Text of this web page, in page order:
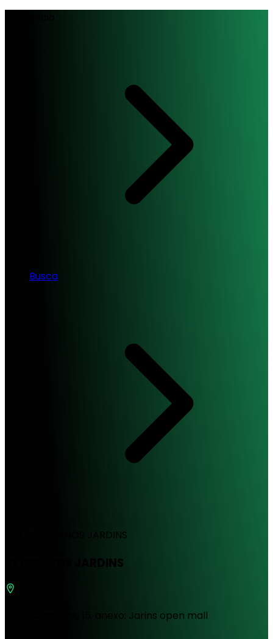
Busca
BE INSANOS JARDINS
BE INSANOS JARDINS
R das Camelias, 15, anexo: Jarins open mall